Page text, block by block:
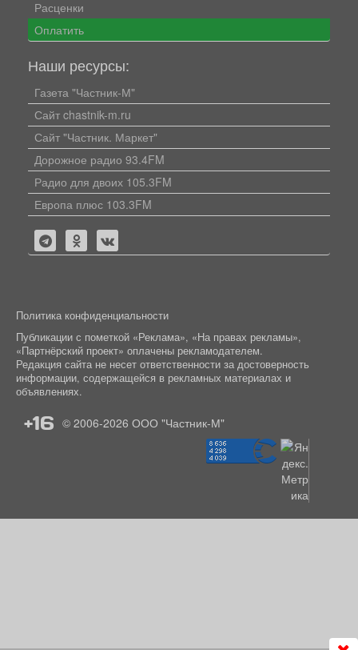
Расценки
Оплатить
Наши ресурсы:
Газета "Частник-М"
Сайт chastnik-m.ru
Сайт "Частник. Маркет"
Дорожное радио 93.4FM
Радио для двоих 105.3FM
Европа плюс 103.3FM
Политика конфиденциальности
Публикации с пометкой «Реклама», «На правах рекламы»,
«Партнёрский проект» оплачены рекламодателем.
Редакция сайта не несет ответственности за достоверность
информации, содержащейся в рекламных материалах и
объявлениях.
+16 © 2006-2026 ООО "Частник-М"